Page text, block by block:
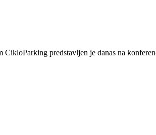
predstavljen je danas na